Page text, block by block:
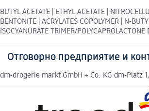
BUTYL ACETATE | ETHYL ACETATE |
BENTONITE | ACRYLATES COPOLYMER | N-
ISOCYANURATE TRIMER/
Отговорно предприятие и
dm-drogerie markt GmbH + Co. KG dm-Platz